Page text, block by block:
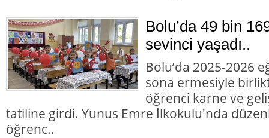
Bolu’da 49 bin
sevinci yaşadı..
Bolu’da 2025-2026
sona ermesiyle
öğrenci karne ve
tatiline girdi. Yunus Emre İlkokulu'nda
öğrenc..